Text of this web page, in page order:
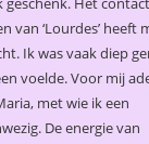
van ‘Lourdes’ heeft
Ik was vaak diep
voelde. Voor mij
met wie ik een
De energie van